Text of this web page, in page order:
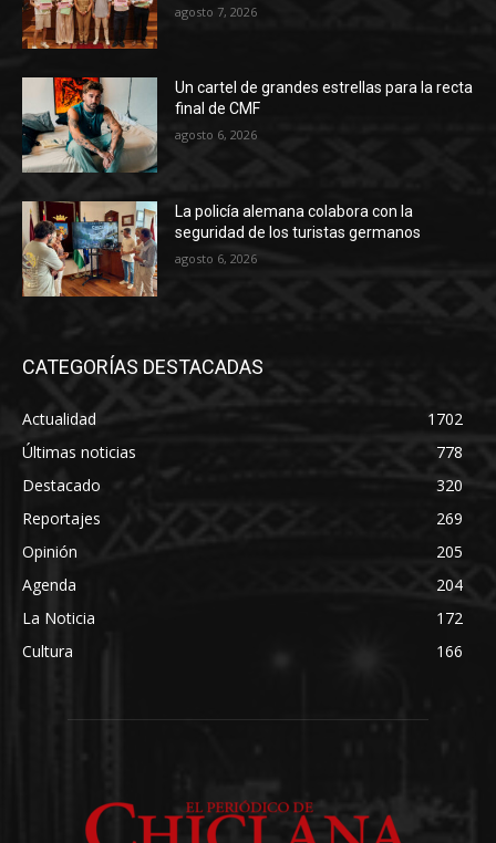
agosto 7, 2026
Un cartel de grandes estrellas para la recta
final de CMF
agosto 6, 2026
La policía alemana colabora con la
seguridad de los turistas germanos
agosto 6, 2026
CATEGORÍAS DESTACADAS
Actualidad
1702
Últimas noticias
778
Destacado
320
Reportajes
269
Opinión
205
Agenda
204
La Noticia
172
Cultura
166